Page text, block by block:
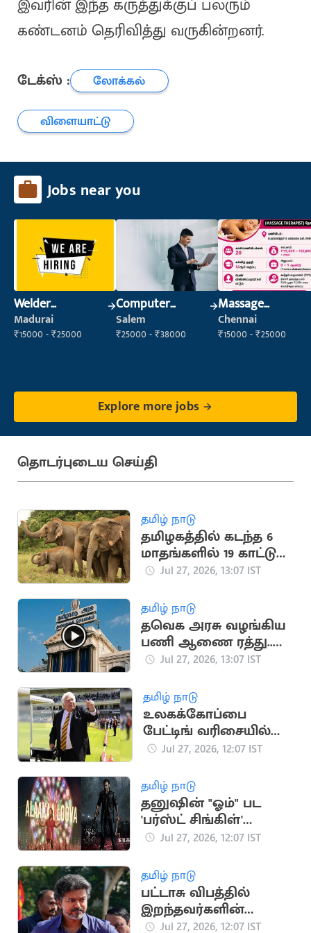
இவரின் இந்த கருத்துக்குப் பலரும்
கண்டனம் தெரிவித்து வருகின்றனர்.
டேக்ஸ் :
லோக்கல்
விளையாட்டு
Jobs near you
Welder
(Fabrication)
Madurai
₹15000 - ₹25000
Computer
Operator
Salem
₹25000 - ₹38000
Massage
Therapist
Chennai
₹15000 - ₹25000
Explore more jobs
தொடர்புடைய செய்தி
தமிழ் நாடு
தமிழகத்தில் கடந்த 6
மாதங்களில் 19 காட்டு
யானைகள் உயிரிழந்த
Jul 27, 2026, 13:07 IST
தமிழ் நாடு
தவெக அரசு வழங்கிய
பணி ஆணை ரத்து..
மேல்முறையீடு
Jul 27, 2026, 13:07 IST
தமிழ் நாடு
உலகக்கோப்பை
பேட்டிங் வரிசையில்
மாற்றம் செய்ய பரூக்
யோசனை
Jul 27, 2026, 12:07 IST
தமிழ் நாடு
தனுஷின் "ஓம்" பட
'பர்ஸ்ட் சிங்கிள்'
புரோமோ வெளியீடு
Jul 27, 2026, 12:07 IST
தமிழ் நாடு
பட்டாசு விபத்தில்
இறந்தவர்களின்
குடும்பங்களுக்கு ரூ.4
Jul 27, 2026, 12:07 IST